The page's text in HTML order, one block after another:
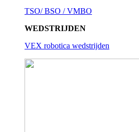
TSO/ BSO / VMBO
WEDSTRIJDEN
VEX robotica wedstrijden